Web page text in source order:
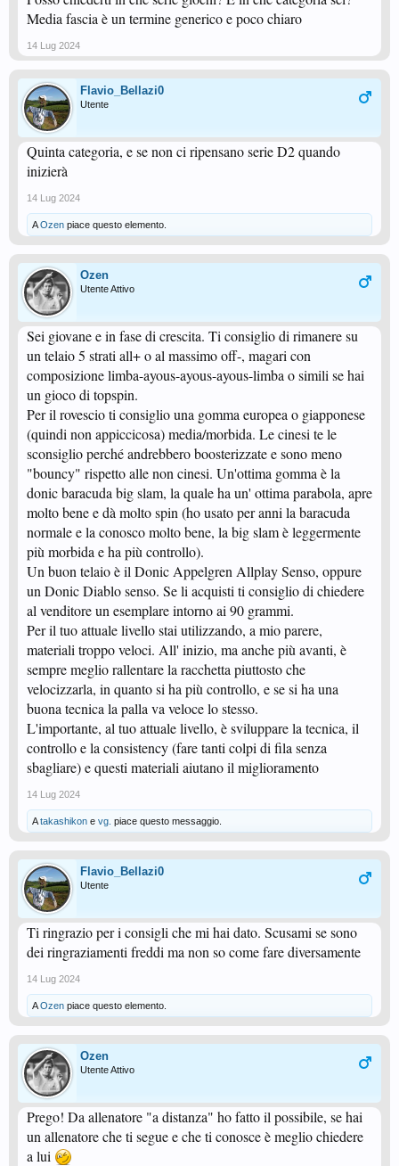
Media fascia è un termine generico e poco chiaro
14 Lug 2024
Flavio_Bellazi0
Utente
Quinta categoria, e se non ci ripensano serie D2 quando
inizierà
14 Lug 2024
AOzen piace questo elemento.
Ozen
Utente Attivo
Sei giovane e in fase di crescita. Ti consiglio di rimanere su
un telaio 5 strati all+ o al massimo off-, magari con
composizione limba-ayous-ayous-ayous-limba o simili se hai
un gioco di topspin.
Per il rovescio ti consiglio una gomma europea o giapponese
(quindi non appiccicosa) media/morbida. Le cinesi te le
sconsiglio perché andrebbero boosterizzate e sono meno
"bouncy" rispetto alle non cinesi. Un'ottima gomma è la
donic baracuda big slam, la quale ha un' ottima parabola, apre
molto bene e dà molto spin (ho usato per anni la baracuda
normale e la conosco molto bene, la big slam è leggermente
più morbida e ha più controllo).
Un buon telaio è il Donic Appelgren Allplay Senso, oppure
un Donic Diablo senso. Se li acquisti ti consiglio di chiedere
al venditore un esemplare intorno ai 90 grammi.
Per il tuo attuale livello stai utilizzando, a mio parere,
materiali troppo veloci. All' inizio, ma anche più avanti, è
sempre meglio rallentare la racchetta piuttosto che
velocizzarla, in quanto si ha più controllo, e se si ha una
buona tecnica la palla va veloce lo stesso.
L'importante, al tuo attuale livello, è sviluppare la tecnica, il
controllo e la consistency (fare tanti colpi di fila senza
sbagliare) e questi materiali aiutano il miglioramento
14 Lug 2024
Atakashikon e vg. piace questo messaggio.
Flavio_Bellazi0
Utente
Ti ringrazio per i consigli che mi hai dato. Scusami se sono
dei ringraziamenti freddi ma non so come fare diversamente
14 Lug 2024
AOzen piace questo elemento.
Ozen
Utente Attivo
Prego! Da allenatore "a distanza" ho fatto il possibile, se hai
un allenatore che ti segue e che ti conosce è meglio chiedere
a lui